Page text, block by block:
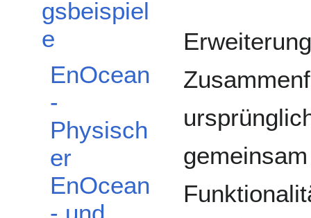
gsbeispiel
e
EnOcean
-
Physisch
er
EnOcean